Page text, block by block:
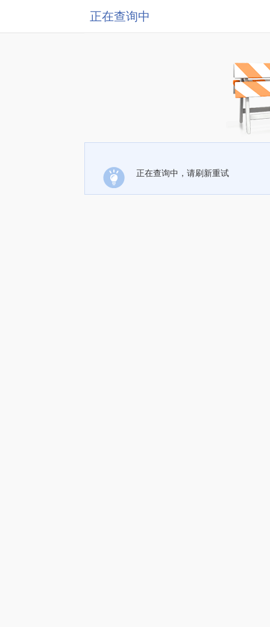
正在查询中
正在查询中，请刷新重试